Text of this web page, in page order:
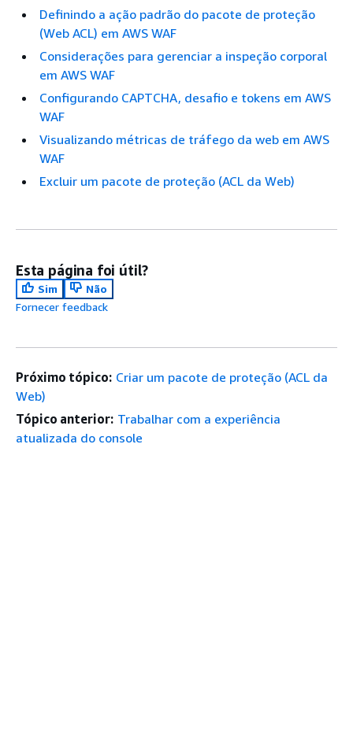
Definindo a ação padrão do pacote de proteção
(Web ACL) em AWS WAF
Considerações para gerenciar a inspeção corporal
em AWS WAF
Configurando CAPTCHA, desafio e tokens em AWS
WAF
Visualizando métricas de tráfego da web em AWS
WAF
Excluir um pacote de proteção (ACL da Web)
Esta página foi útil?
Sim
Não
Fornecer feedback
Próximo tópico: Criar um pacote de proteção (ACL da
Web)
Tópico anterior: Trabalhar com a experiência
atualizada do console